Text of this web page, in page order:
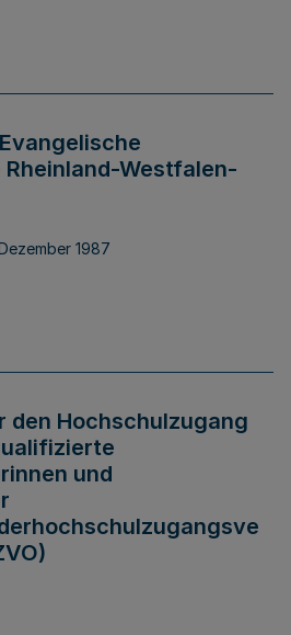
Westfalen-
1987
den Hochschulzugang
und